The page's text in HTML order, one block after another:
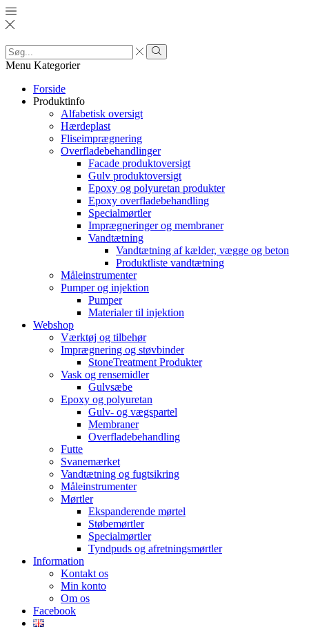
Search
input
Search
Menu Kategorier
Forside
Produktinfo
Alfabetisk oversigt
Hærdeplast
Fliseimprægnering
Overfladebehandlinger
Facade produktoversigt
Gulv produktoversigt
Epoxy og polyuretan produkter
Epoxy overfladebehandling
Specialmørtler
Imprægneringer og membraner
Vandtætning
Vandtætning af kælder, vægge og beton
Produktliste vandtætning
Måleinstrumenter
Pumper og injektion
Pumper
Materialer til injektion
Webshop
Værktøj og tilbehør
Imprægnering og støvbinder
StoneTreatment Produkter
Vask og rensemidler
Gulvsæbe
Epoxy og polyuretan
Gulv- og vægspartel
Membraner
Overfladebehandling
Futte
Svanemærket
Vandtætning og fugtsikring
Måleinstrumenter
Mørtler
Ekspanderende mørtel
Støbemørtler
Specialmørtler
Tyndpuds og afretningsmørtler
Information
Kontakt os
Min konto
Om os
Facebook